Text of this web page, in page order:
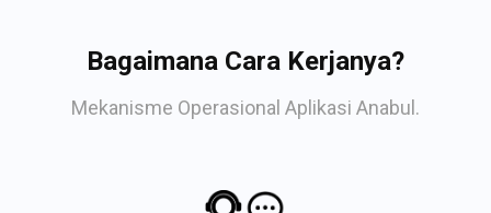
Bagaimana Cara Kerjanya?
Mekanisme Operasional Aplikasi Anabul.